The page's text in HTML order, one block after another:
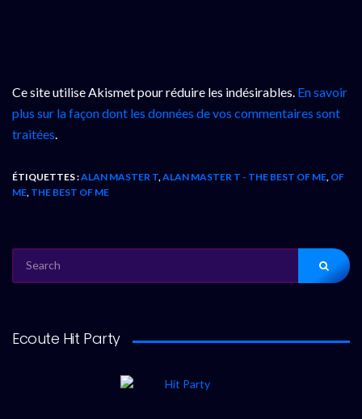
Ce site utilise Akismet pour réduire les indésirables. En savoir
plus sur la façon dont les données de vos commentaires sont
traitées.
ÉTIQUETTES :ALAN MASTER T ALAN MASTER T - THE BEST OF ME OF
ME THE BEST OF ME
FOR:
Ecoute Hit Party